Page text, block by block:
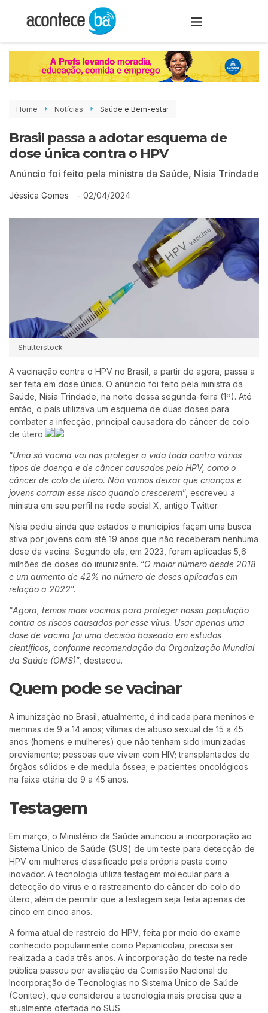
Home Notícias Saúde e Bem-estar
Brasil passa a adotar esquema de
dose única contra o HPV
Anúncio foi feito pela ministra da Saúde, Nísia Trindade
Jéssica Gomes - 02/04/2024
Shutterstock
A vacinação contra o HPV no Brasil, a partir de agora, passa a
ser feita em dose única. O anúncio foi feito pela ministra da
Saúde, Nísia Trindade, na noite dessa segunda-feira (1º). Até
então, o país utilizava um esquema de duas doses para
combater a infecção, principal causadora do câncer de colo
de útero.
“Uma só vacina vai nos proteger a vida toda contra vários
tipos de doença e de câncer causados pelo HPV, como o
câncer de colo de útero. Não vamos deixar que crianças e
jovens corram esse risco quando crescerem”, escreveu a
ministra em seu perfil na rede social X, antigo Twitter.
Nísia pediu ainda que estados e municípios façam uma busca
ativa por jovens com até 19 anos que não receberam nenhuma
dose da vacina. Segundo ela, em 2023, foram aplicadas 5,6
milhões de doses do imunizante. “O maior número desde 2018
e um aumento de 42% no número de doses aplicadas em
relação a 2022”.
“Agora, temos mais vacinas para proteger nossa população
contra os riscos causados por esse vírus. Usar apenas uma
dose de vacina foi uma decisão baseada em estudos
científicos, conforme recomendação da Organização Mundial
da Saúde (OMS)”, destacou.
Quem pode se vacinar
A imunização no Brasil, atualmente, é indicada para meninos e
meninas de 9 a 14 anos; vítimas de abuso sexual de 15 a 45
anos (homens e mulheres) que não tenham sido imunizadas
previamente; pessoas que vivem com HIV; transplantados de
órgãos sólidos e de medula óssea; e pacientes oncológicos
na faixa etária de 9 a 45 anos.
Testagem
Em março, o Ministério da Saúde anunciou a incorporação ao
Sistema Único de Saúde (SUS) de um teste para detecção de
HPV em mulheres classificado pela própria pasta como
inovador. A tecnologia utiliza testagem molecular para a
detecção do vírus e o rastreamento do câncer do colo do
útero, além de permitir que a testagem seja feita apenas de
cinco em cinco anos.
A forma atual de rastreio do HPV, feita por meio do exame
conhecido popularmente como Papanicolau, precisa ser
realizada a cada três anos. A incorporação do teste na rede
pública passou por avaliação da Comissão Nacional de
Incorporação de Tecnologias no Sistema Único de Saúde
(Conitec), que considerou a tecnologia mais precisa que a
atualmente ofertada no SUS.